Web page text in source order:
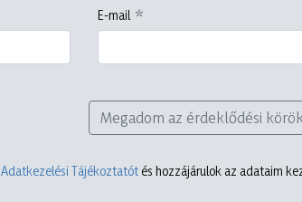
E-mail
Megadom az érdeklődési
Adatkezelési Tájékoztatót és hozzájárulok az adataim